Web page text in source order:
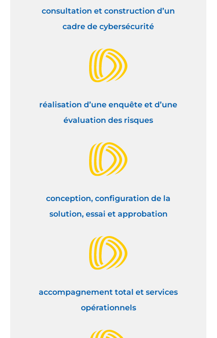
consultation et construction d’un
cadre de cybersécurité
réalisation d’une enquête et d’une
évaluation des risques
conception, configuration de la
solution, essai et approbation
accompagnement total et services
opérationnels